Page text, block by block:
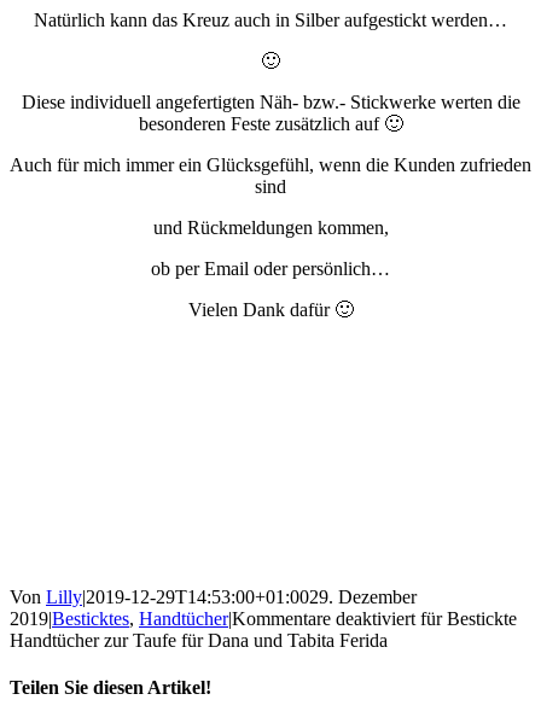
Natürlich kann das Kreuz auch in Silber aufgestickt werden…
🙂
Diese individuell angefertigten Näh- bzw.- Stickwerke werten die
besonderen Feste zusätzlich auf 🙂
Auch für mich immer ein Glücksgefühl, wenn die Kunden zufrieden
sind
und Rückmeldungen kommen,
ob per Email oder persönlich…
Vielen Dank dafür 🙂
Von Lilly|2019-12-29T14:53:00+01:0029. Dezember
2019|Besticktes, Handtücher|Kommentare deaktiviert für Bestickte
Handtücher zur Taufe für Dana und Tabita Ferida
Teilen Sie diesen Artikel!